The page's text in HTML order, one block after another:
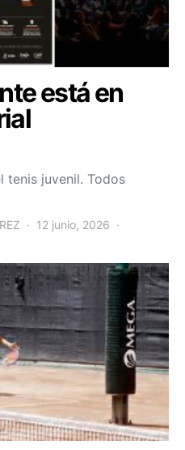
está en
tenis juvenil. Todos
12 junio, 2026